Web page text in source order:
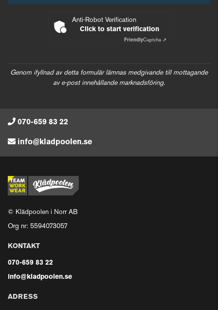
Anti-Robot Verification
Click to start verification
FriendlyCaptcha ⇗
Genom ifyllnad av detta formulär lämnas medgivande till mottagande
av e-post innehållande marknadsföring.
070-659 83 22
info@kladpoolen.se
© Klädpoolen i Norr AB
Org nr: 5594073057
KONTAKT
070-659 83 22
info@kladpoolen.se
ADRESS